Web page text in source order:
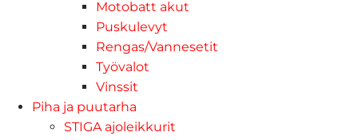
Motobatt akut
Puskulevyt
Rengas/Vannesetit
Työvalot
Vinssit
Piha ja puutarha
STIGA ajoleikkurit